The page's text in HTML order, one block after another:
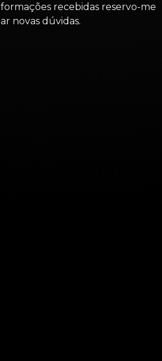
recebidas reservo-me
novas dúvidas.